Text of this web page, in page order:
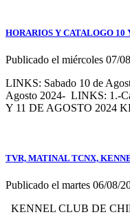
HORARIOS Y CATALOGO 10
Publicado el miércoles 07/
LINKS: Sabado 10 de
Agosto 2024- LINKS: 1.-
Y 11 DE AGOSTO 2024
TVR, MATINAL TCNX,
Publicado el martes 06/08/
KENNEL CLUB DE